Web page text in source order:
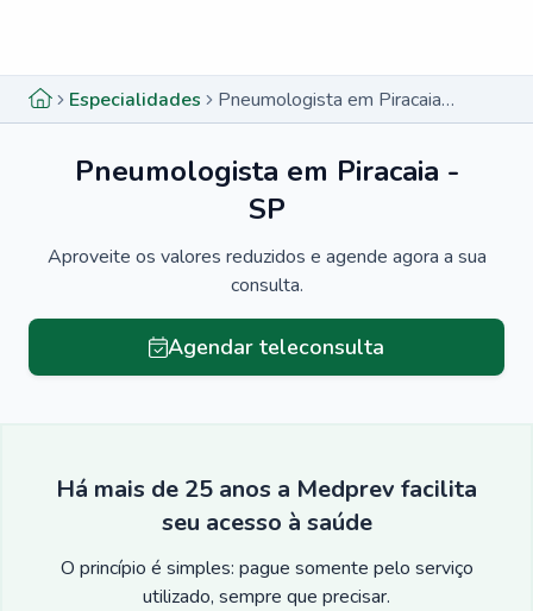
Especialidades Pneumologista em Piracaia - SP
Pneumologista em Piracaia -
SP
Aproveite os valores reduzidos e agende agora a sua
consulta.
Agendar teleconsulta
Há mais de 25 anos a Medprev facilita
seu acesso à saúde
O princípio é simples: pague somente pelo serviço
utilizado, sempre que precisar.